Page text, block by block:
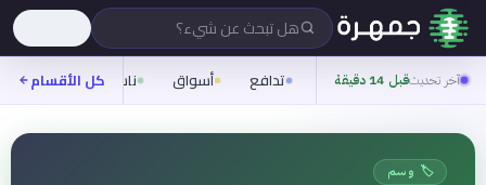
هل تبحث عن شيء؟
آخر تحديثقبل 14 دقيقة تدافع أسواق ناس روح
كل الأقسام
🏷️ وسم